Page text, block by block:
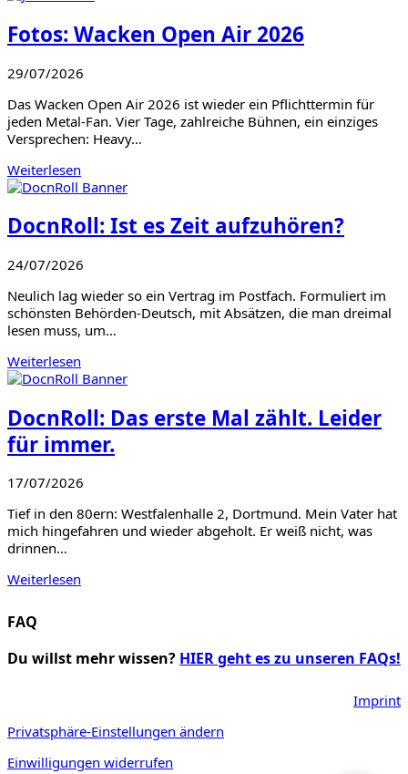
Fotos: Wacken Open Air 2026
29/07/2026
Das Wacken Open Air 2026 ist wieder ein Pflichttermin für
jeden Metal-Fan. Vier Tage, zahlreiche Bühnen, ein einziges
Versprechen: Heavy…
Weiterlesen
DocnRoll: Ist es Zeit aufzuhören?
24/07/2026
Neulich lag wieder so ein Vertrag im Postfach. Formuliert im
schönsten Behörden-Deutsch, mit Absätzen, die man dreimal
lesen muss, um…
Weiterlesen
DocnRoll: Das erste Mal zählt. Leider
für immer.
17/07/2026
Tief in den 80ern: Westfalenhalle 2, Dortmund. Mein Vater hat
mich hingefahren und wieder abgeholt. Er weiß nicht, was
drinnen…
Weiterlesen
FAQ
Du willst mehr wissen? HIER geht es zu unseren FAQs!
Imprint
Privatsphäre-Einstellungen ändern
Einwilligungen widerrufen